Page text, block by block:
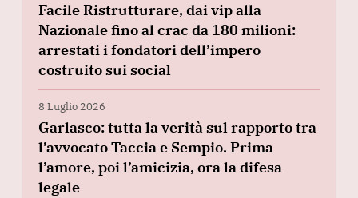
Facile Ristrutturare, dai vip alla
Nazionale fino al crac da 180 milioni:
arrestati i fondatori dell’impero
costruito sui social
8 Luglio 2026
Garlasco: tutta la verità sul rapporto tra
l’avvocato Taccia e Sempio. Prima
l’amore, poi l’amicizia, ora la difesa
legale